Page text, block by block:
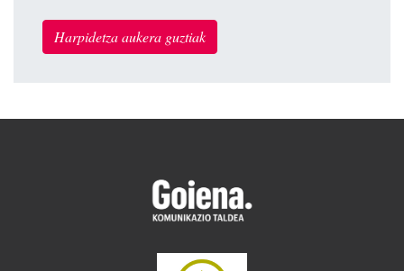
Harpidetza aukera guztiak